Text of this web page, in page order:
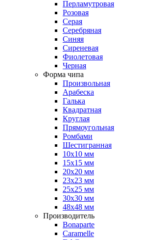
Перламутровая
Розовая
Серая
Серебряная
Синяя
Сиреневая
Фиолетовая
Черная
Форма чипа
Произвольная
Арабеска
Галька
Квадратная
Круглая
Прямоугольная
Ромбами
Шестигранная
10х10 мм
15х15 мм
20х20 мм
23х23 мм
25х25 мм
30х30 мм
48х48 мм
Производитель
Bonaparte
Caramelle